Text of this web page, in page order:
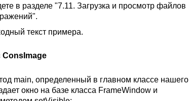
в разделе "7.11. Загрузка и просмотр файлов
".
текст примера.
ConsImage
main, определенный в главном классе нашего
окно на базе класса FrameWindow и